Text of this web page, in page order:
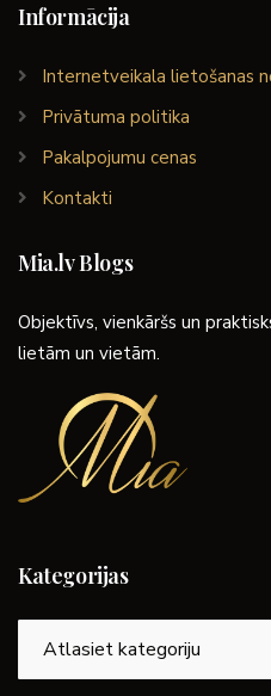
Informācija
Internetveikala lietošanas
Privātuma politika
Pakalpojumu cenas
Kontakti
Mia.lv Blogs
Objektīvs, vienkāršs un
lietām un vietām.
Kategorijas